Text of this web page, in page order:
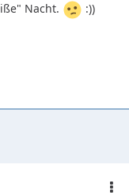
Nacht. :))